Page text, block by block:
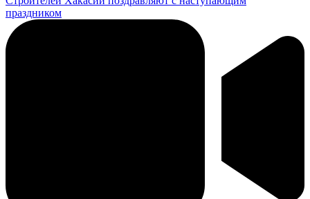
праздником